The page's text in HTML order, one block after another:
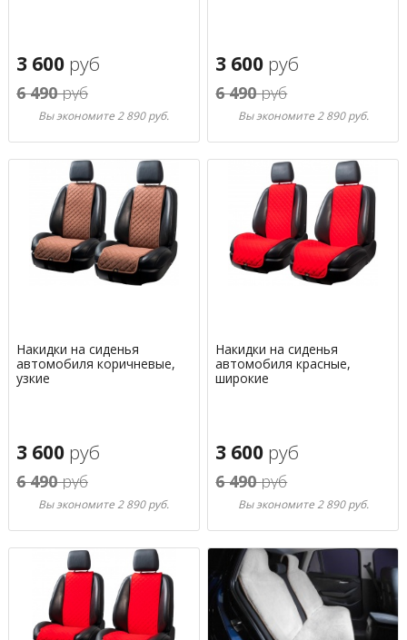
3 600 руб
6 490руб
Вы экономите 2 890 руб.
3 600 руб
6 490руб
Вы экономите 2 890 руб.
Накидки на сиденья
автомобиля коричневые,
узкие
3 600 руб
6 490руб
Вы экономите 2 890 руб.
Накидки на сиденья
автомобиля красные,
широкие
3 600 руб
6 490руб
Вы экономите 2 890 руб.